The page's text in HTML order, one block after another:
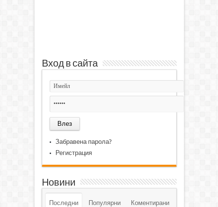
Вход в сайта
Забравена парола?
Регистрация
Новини
Последни Популярни Коментирани